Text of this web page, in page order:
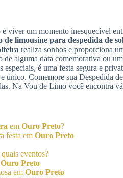
é viver um momento inesquecível
de limousine para despedida de
realiza sonhos e proporciona
alguma data comemorativa ou
é uma festa segura e
único. Comemore sua Despedida
Na Vou de Limo você encontra
em Ouro Preto?
festa em Ouro Preto
eventos?
Ouro Preto
em Ouro Preto